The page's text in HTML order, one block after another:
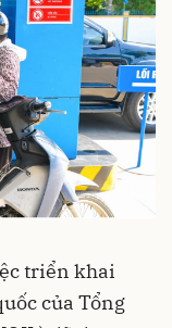
triển khai
của Tổng